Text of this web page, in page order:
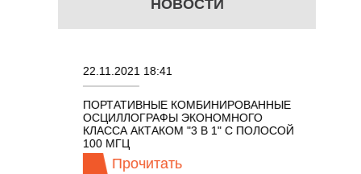
НОВОСТИ
22.11.2021 18:41
ПОРТАТИВНЫЕ КОМБИНИРОВАННЫЕ
ОСЦИЛЛОГРАФЫ ЭКОНОМНОГО
КЛАССА АКТАКОМ "3 В 1" С ПОЛОСОЙ
100 МГЦ
Прочитать